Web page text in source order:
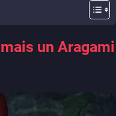
un Aragami